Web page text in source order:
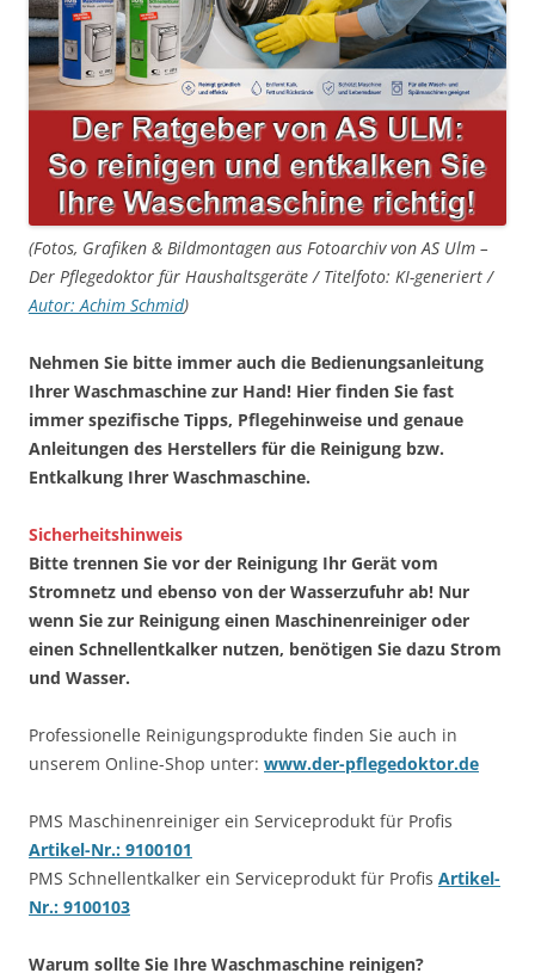
(Fotos, Grafiken & Bildmontagen aus Fotoarchiv von AS Ulm –
Der Pflegedoktor für Haushaltsgeräte / Titelfoto: KI-generiert /
Autor: Achim Schmid)
Nehmen Sie bitte immer auch die Bedienungsanleitung
Ihrer Waschmaschine zur Hand! Hier finden Sie fast
immer spezifische Tipps, Pflegehinweise und genaue
Anleitungen des Herstellers für die Reinigung bzw.
Entkalkung Ihrer Waschmaschine.
Sicherheitshinweis
Bitte trennen Sie vor der Reinigung Ihr Gerät vom
Stromnetz und ebenso von der Wasserzufuhr ab! Nur
wenn Sie zur Reinigung einen Maschinenreiniger oder
einen Schnellentkalker nutzen, benötigen Sie dazu Strom
und Wasser.
Professionelle Reinigungsprodukte finden Sie auch in
unserem Online-Shop unter: www.der-pflegedoktor.de
PMS Maschinenreiniger ein Serviceprodukt für Profis
Artikel-Nr.: 9100101
PMS Schnellentkalker ein Serviceprodukt für Profis Artikel-
Nr.: 9100103
Warum sollte Sie Ihre Waschmaschine reinigen?